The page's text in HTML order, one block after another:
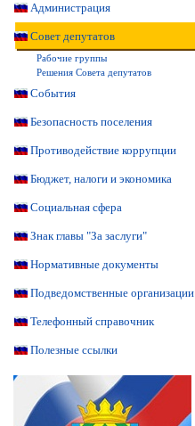
Администрация
Совет депутатов
Рабочие группы
Решения Совета депутатов
События
Безопасность поселения
Противодействие коррупции
Бюджет, налоги и экономика
Социальная сфера
Знак главы "За заслуги"
Нормативные документы
Подведомственные организации
Телефонный справочник
Полезные ссылки